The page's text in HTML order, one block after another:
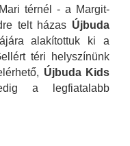
térnél - a Margit-
telt házas Újbuda
alakítottuk ki a
téri helyszínünk
Újbuda Kids
a legfiatalabb